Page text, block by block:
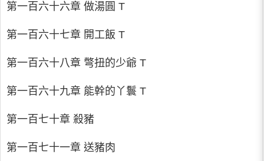
第一百六十六章 做湯圓 T
第一百六十七章 開工飯 T
第一百六十八章 彆扭的少爺 T
第一百六十九章 能幹的丫鬟 T
第一百七十章 殺豬
第一百七十一章 送豬肉